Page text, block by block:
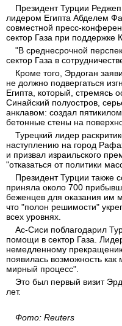
Президент Турции
лидером Египта Абделем
совместной пресс-
сектор Газа при поддержке
"В среднесрочной
сектор Газа в
Кроме того, Эрдоган
не должно подвергаться
Египта, который, стремясь
Синайский полуостров,
анклавом: создал
бетонные стены на
Турецкий лидер
наступлению на город
и призвал израильского
"отказаться от политики
Президент Турции также
приняла около 700
беженцев для оказания им
что "полон решимости"
всех уровнях.
Ас-Сиси поблагодарил
помощи в сектор Газа.
немедленному
появилась возможность
мирный процесс".
Это был первый визит
лет.
Фото: Reuters